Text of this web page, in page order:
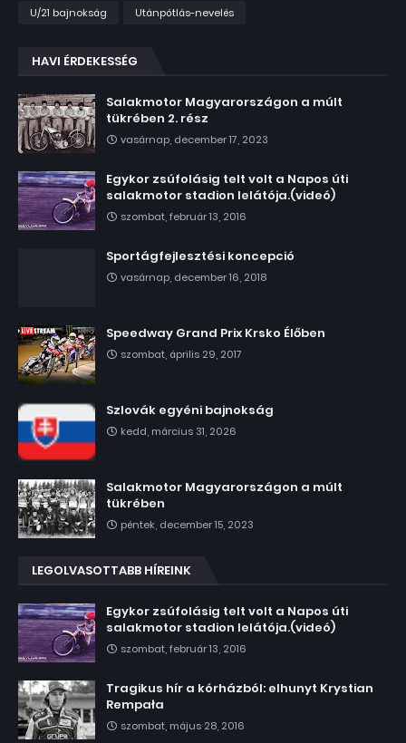
U/21 bajnokság
Utánpótlás-nevelés
HAVI ÉRDEKESSÉG
Salakmotor Magyarországon a múlt
tükrében 2. rész
vasárnap, december 17, 2023
Egykor zsúfolásig telt volt a Napos úti
salakmotor stadion lelátója.(videó)
szombat, február 13, 2016
Sportágfejlesztési koncepció
vasárnap, december 16, 2018
Speedway Grand Prix Krsko Élőben
szombat, április 29, 2017
Szlovák egyéni bajnokság
kedd, március 31, 2026
Salakmotor Magyarországon a múlt
tükrében
péntek, december 15, 2023
LEGOLVASOTTABB HÍREINK
Egykor zsúfolásig telt volt a Napos úti
salakmotor stadion lelátója.(videó)
szombat, február 13, 2016
Tragikus hír a kórházból: elhunyt Krystian
Rempała
szombat, május 28, 2016